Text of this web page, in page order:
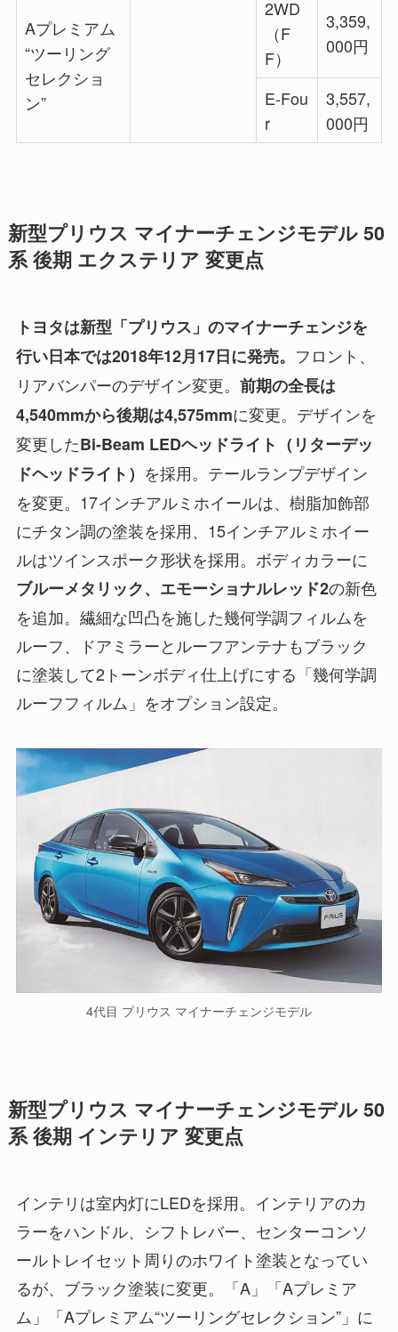
Aプレミアム
“ツーリング
セレクショ
ン”
2WD
（F
F）
3,359,
000円
E-Fou
r
3,557,
000円
新型プリウス マイナーチェンジモデル 50
系 後期 エクステリア 変更点
トヨタは新型「プリウス」のマイナーチェンジを
行い日本では2018年12月17日に発売。 フロント、
リアバンパーのデザイン変更。 前期の全長は
4,540mmから後期は4,575mmに変更。デザインを
変更したBi-Beam LEDヘッドライト（リターデッ
ドヘッドライト） を採用。テールランプデザイン
を変更。17インチアルミホイールは、樹脂加飾部
にチタン調の塗装を採用、15インチアルミホイー
ルはツインスポーク形状を採用。ボディカラーに
ブルーメタリック、エモーショナルレッド2の新色
を追加。繊細な凹凸を施した幾何学調フィルムを
ルーフ、ドアミラーとルーフアンテナもブラック
に塗装して2トーンボディ仕上げにする「幾何学調
ルーフフィルム」をオプション設定。
4代目 プリウス マイナーチェンジモデル
新型プリウス マイナーチェンジモデル 50
系 後期 インテリア 変更点
インテリは室内灯にLEDを採用。インテリアのカ
ラーをハンドル、シフトレバー、センターコンソ
ールトレイセット周りのホワイト塗装となってい
るが、ブラック塗装に変更。「A」「Aプレミア
ム」「Aプレミアム“ツーリングセレクション”」に